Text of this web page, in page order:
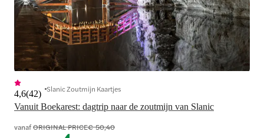
Vanuit Boekarest: dagtrip naar de zoutmijn van Slanic
4,6(42) Slanic Zoutmijn Kaartjes
vanafORIGINAL PRICE€ 50,40